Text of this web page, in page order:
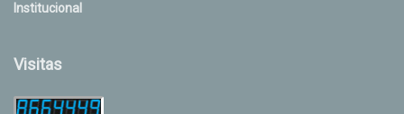
Institucional
Visitas